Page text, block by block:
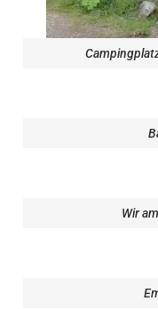
Wir